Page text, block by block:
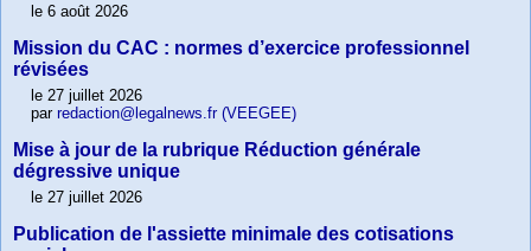
le 6 août 2026
Mission du CAC : normes d’exercice professionnel
révisées
le 27 juillet 2026
par redaction@legalnews.fr (VEEGEE)
Mise à jour de la rubrique Réduction générale
dégressive unique
le 27 juillet 2026
Publication de l'assiette minimale des cotisations